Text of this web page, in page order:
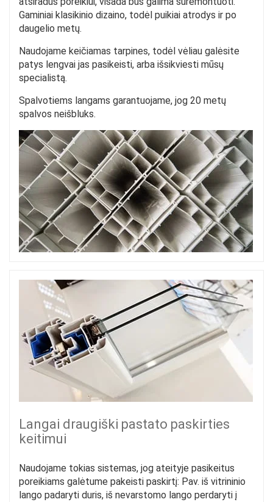
Gaminiai klasikinio dizaino, todėl puikiai atrodys ir po
daugelio metų.
Naudojame keičiamas tarpines, todėl vėliau galėsite
patys lengvai jas pasikeisti, arba išsikviesti mūsų
specialistą.
Spalvotiems langams garantuojame, jog 20 metų
spalvos neišbluks.
Langai draugiški pastato paskirties
keitimui
Naudojame tokias sistemas, jog ateityje pasikeitus
poreikiams galėtume pakeisti paskirtį: Pav. iš vitrininio
lango padaryti duris, iš nevarstomo lango perdaryti į